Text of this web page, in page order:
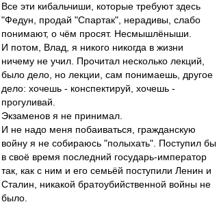
Все эти кибальчиши, которые требуют здесь
"Федун, продай "Спартак", нерадивы, слабо
понимают, о чём просят. Несмышлёныши.
И потом, Влад, я никого никогда в жизни
ничему не учил. Прочитал несколько лекций,
было дело, но лекции, сам понимаешь, другое
дело: хочешь - конспектируй, хочешь -
прогуливай.
Экзаменов я не принимал.
И не надо меня побаиваться, гражданскую
войну я не собираюсь "полыхать". Поступил бы
в своё время последний государь-император
так, как с ним и его семьёй поступили Ленин и
Сталин, никакой братоубийственной войны не
было.